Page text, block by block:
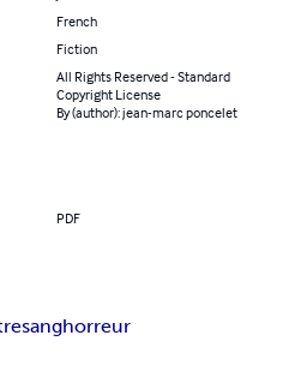
French
Fiction
All Rights Reserved - Standard
Copyright License
By (author): jean-marc poncelet
PDF
sanghorreur